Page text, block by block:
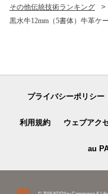
その他伝統技術ランキング
黒水牛12mm（5書体）牛革ケ
プライバシーポリシー
利用規約 ウェブアク
au